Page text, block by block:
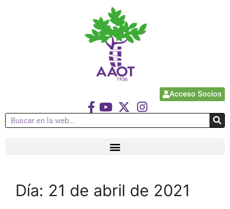
Acceso Socios
Día: 21 de abril de 2021